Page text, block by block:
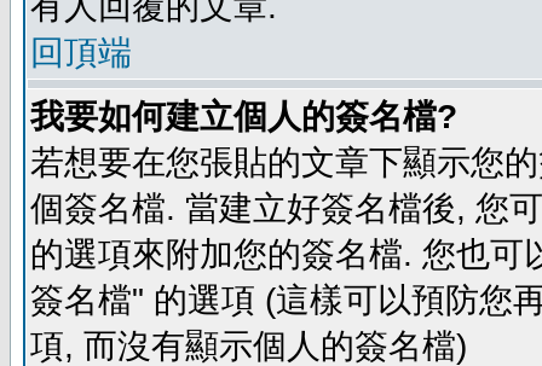
回頂端
我要如何建立個人的簽名檔?
若想要在您張貼的文章下顯示您
個簽名檔. 當建立好簽名檔後, 您
的選項來附加您的簽名檔. 您也
簽名檔" 的選項 (這樣可以預防您
項, 而沒有顯示個人的簽名檔)